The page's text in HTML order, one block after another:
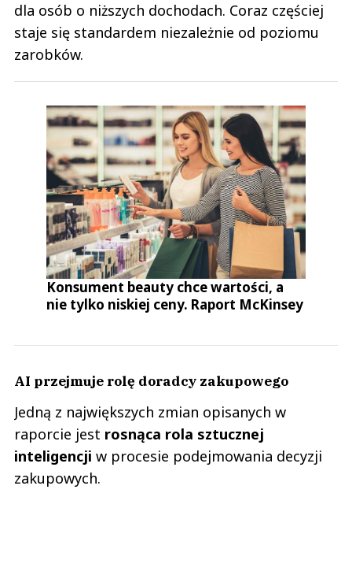
dla osób o niższych dochodach. Coraz częściej
staje się standardem niezależnie od poziomu
zarobków.
Konsument beauty chce wartości, a
nie tylko niskiej ceny. Raport McKinsey
AI przejmuje rolę doradcy zakupowego
Jedną z największych zmian opisanych w
raporcie jest rosnąca rola sztucznej
inteligencji w procesie podejmowania decyzji
zakupowych.